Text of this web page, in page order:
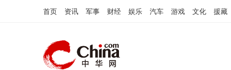
首页 资讯 军事 财经 娱乐 汽车 游戏 文化 援藏